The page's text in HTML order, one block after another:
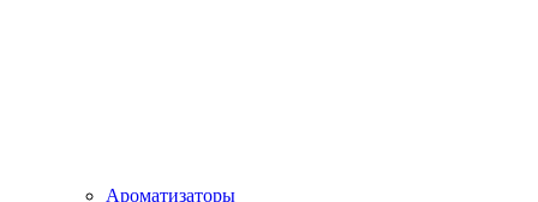
Ароматизаторы